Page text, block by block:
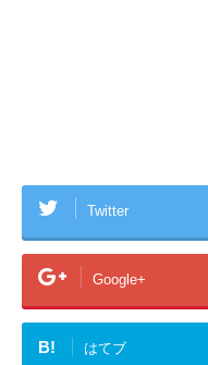
Twitter
Google+
B! はてブ